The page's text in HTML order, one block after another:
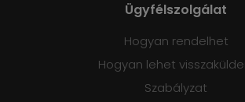
Ügyfélszolgálat
Hogyan rendelhet
Hogyan lehet
Szabályzat